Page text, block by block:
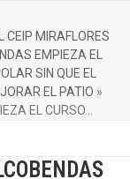
CEIP MIRAFLORES
EMPIEZA EL
SIN QUE EL
EL PATIO »
EL CURSO…